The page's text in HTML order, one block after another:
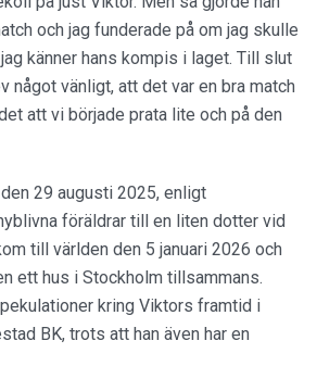
och jag funderade på om jag skulle
känner hans kompis i laget. Till slut
något vänligt, att det var en bra match
att vi började prata lite och på den
29 augusti 2025, enligt
föräldrar till en liten dotter vid
till världen den 5 januari 2026 och
ett hus i Stockholm tillsammans.
kring Viktors framtid i
BK, trots att han även har en